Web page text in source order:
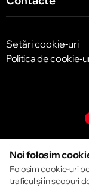
Setări cookie-uri
Politica de cookie-
Noi folosim
Folosim cookie-uri
traficul și în scopuri